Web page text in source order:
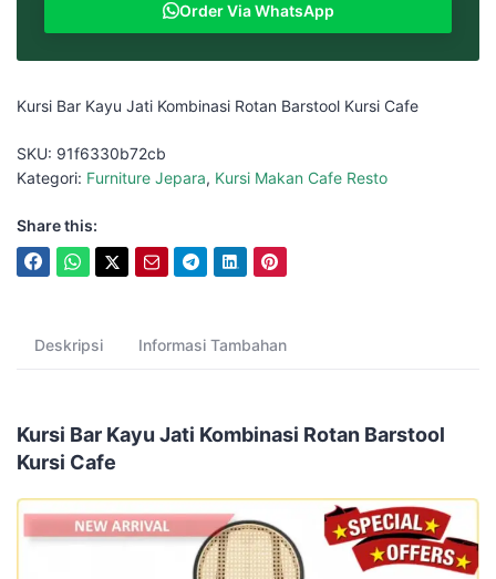
Order Via WhatsApp
Kursi Bar Kayu Jati Kombinasi Rotan Barstool Kursi Cafe
SKU: 91f6330b72cb
Kategori: Furniture Jepara, Kursi Makan Cafe Resto
Share this:
Deskripsi Informasi Tambahan
Kursi Bar Kayu Jati Kombinasi Rotan Barstool
Kursi Cafe